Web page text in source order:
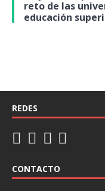
reto de las
educación
REDES
CONTACTO